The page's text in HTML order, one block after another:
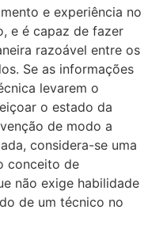
e experiência no
e é capaz de fazer
razoável entre os
Se as informações
levarem o
o estado da
de modo a
considera-se uma
conceito de
não exige habilidade
de um técnico no